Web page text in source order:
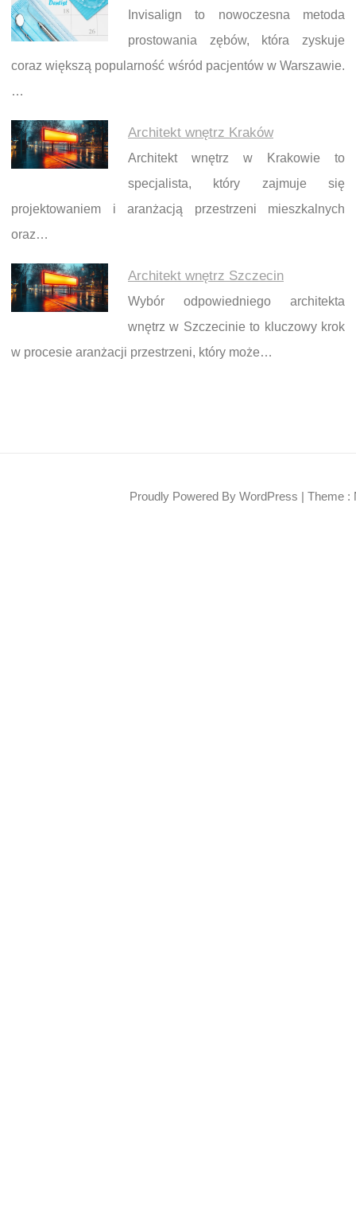
Invisalign to nowoczesna metoda
prostowania zębów, która zyskuje
coraz większą popularność wśród pacjentów w Warszawie.
…
Architekt wnętrz Kraków
Architekt wnętrz w Krakowie to
specjalista, który zajmuje się
projektowaniem i aranżacją przestrzeni mieszkalnych
oraz…
Architekt wnętrz Szczecin
Wybór odpowiedniego architekta
wnętrz w Szczecinie to kluczowy krok
w procesie aranżacji przestrzeni, który może…
Proudly Powered By WordPress | Theme :